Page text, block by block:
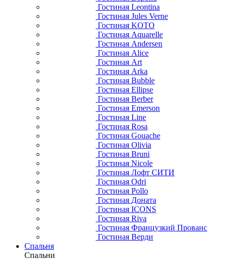
Гостиная Leontina
Гостиная Jules Verne
Гостиная KOTO
Гостиная Aquarelle
Гостиная Andersen
Гостиная Alice
Гостиная Art
Гостиная Arka
Гостиная Bubble
Гостиная Ellipse
Гостиная Berber
Гостиная Emerson
Гостиная Line
Гостиная Rosa
Гостиная Gouache
Гостиная Olivia
Гостиная Bruni
Гостиная Nicole
Гостиная Лофт СИТИ
Гостиная Odri
Гостиная Pollo
Гостиная Доната
Гостиная ICONS
Гостиная Riva
Гостиная Французкий Прованс
Гостиная Верди
Спальня
Спальни